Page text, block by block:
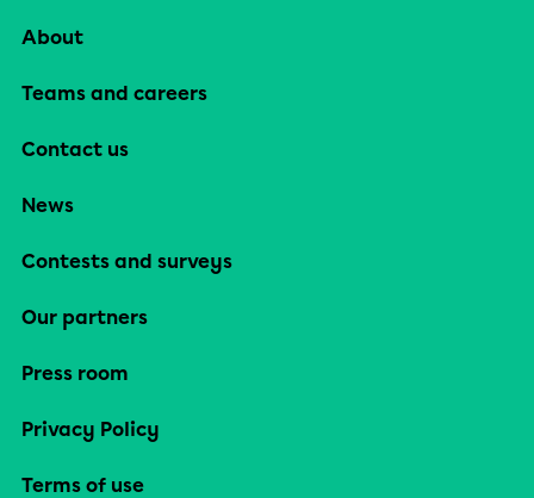
About
Teams and careers
Contact us
News
Contests and surveys
Our partners
Press room
Privacy Policy
Terms of use